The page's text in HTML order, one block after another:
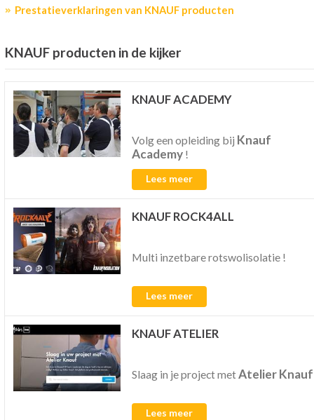
Prestatieverklaringen van KNAUF producten
KNAUF producten in de kijker
KNAUF ACADEMY
Volg een opleiding bij Knauf
Academy!
Lees meer
KNAUF ROCK4ALL
Multi inzetbare rotswolisolatie !
Lees meer
KNAUF ATELIER
Slaag in je project metAtelier Knauf
Lees meer